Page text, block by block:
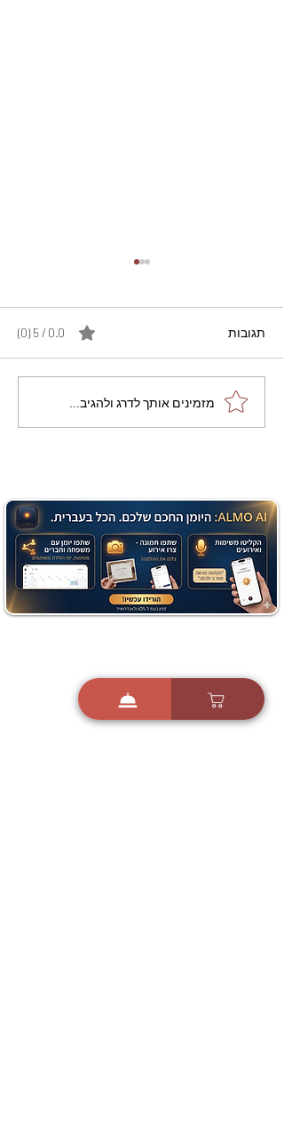
מתכון מנצח עוגת מייפל
שוקולד בחושה וקלה - זיוה
תגובות 0.0 / 5 ‏(0)
מזמינים אותך לדרג ולהגיב...